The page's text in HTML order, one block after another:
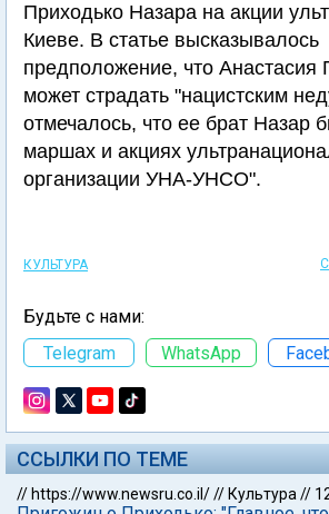
Приходько Назара на акции
Киеве. В статье высказывалось
предположение, что Анастасия
может страдать "нацистским
отмечалось, что ее брат Назар
маршах и акциях
организации УНА-УНСО".
КУЛЬТУРА
Будьте с нами:
Telegram
WhatsApp
ССЫЛКИ ПО ТЕМЕ
// https://www.newsru.co.il/// Культура //